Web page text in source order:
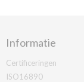
Informatie
Certificeringen
ISO16890